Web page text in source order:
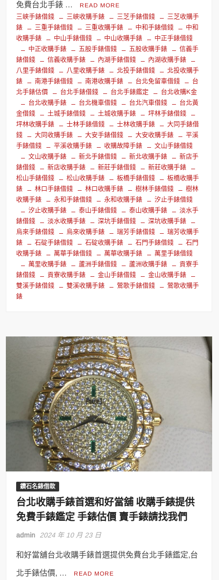
免費台北手錶 … READ MORE
三峽手錶借錢 三峽收購手錶 三芝手錶借錢
三芝收購手
錶
三重手錶借錢 三重收購手錶 中和手錶借錢
中和
收購手錶
中山手錶借錢 中山收購手錶
中正手錶借錢
中正收購手錶
五股手錶借錢 五股收購手錶
信義手
錶借錢
信義收購手錶 內湖手錶借錢
內湖收購手錶
八里手錶借錢
八里收購手錶 北投手錶借錢
北投收購手
錶
南港手錶借錢 南港收購手錶 台北免留車借錢
台
北手錶估價
台北手錶借錢 台北手錶鑑定
台北收購K金
台北收購手錶
台北機車借錢 台北汽車借錢
台北黃
金借錢
土城手錶借錢 土城收購手錶
坪林手錶借錢
坪林收購手錶
士林手錶借錢 士林收購手錶
大同手錶借
錢
大同收購手錶 大安手錶借錢 大安收購手錶
平溪
手錶借錢
平溪收購手錶 收購故障手錶
文山手錶借錢
文山收購手錶
新北手錶借錢 新北收購手錶
新店手
錶借錢
新店收購手錶 新莊手錶借錢
新莊收購手錶
松山手錶借錢
松山收購手錶 板橋手錶借錢
板橋收購手
錶
林口手錶借錢 林口收購手錶 樹林手錶借錢
樹林
收購手錶
永和手錶借錢 永和收購手錶
汐止手錶借錢
汐止收購手錶
泰山手錶借錢 泰山收購手錶
淡水手
錶借錢
淡水收購手錶 深坑手錶借錢
深坑收購手錶
烏來手錶借錢
烏來收購手錶 瑞芳手錶借錢
瑞芳收購手
錶
石碇手錶借錢 石碇收購手錶 石門手錶借錢
石門
收購手錶
萬華手錶借錢 萬華收購手錶
萬里手錶借錢
萬里收購手錶
蘆洲手錶借錢 蘆洲收購手錶
貢寮手
錶借錢
貢寮收購手錶 金山手錶借錢
金山收購手錶
雙溪手錶借錢
雙溪收購手錶 鶯歌手錶借錢
鶯歌收購手
錶
鑽石名錶借款
台北收購手錶首選和好當舖 收購手錶提供
免費手錶鑑定 手錶估價 賣手錶請找我們
admin 2024 年 10 月 23 日
和好當舖台北收購手錶首選提供免費台北手錶鑑定,台
北手錶估價, … READ MORE